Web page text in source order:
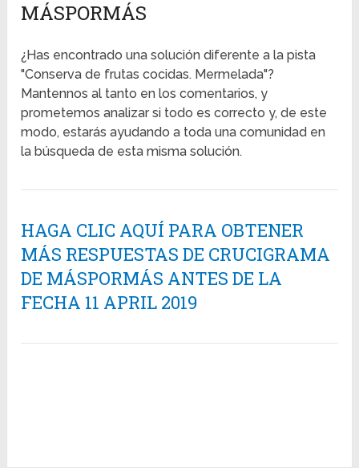
MÁSPORMÁS
¿Has encontrado una solución diferente a la pista
"Conserva de frutas cocidas. Mermelada"?
Mantennos al tanto en los comentarios, y
prometemos analizar si todo es correcto y, de este
modo, estarás ayudando a toda una comunidad en
la búsqueda de esta misma solución.
HAGA CLIC AQUÍ PARA OBTENER
MÁS RESPUESTAS DE CRUCIGRAMA
DE MÁSPORMÁS ANTES DE LA
FECHA 11 APRIL 2019